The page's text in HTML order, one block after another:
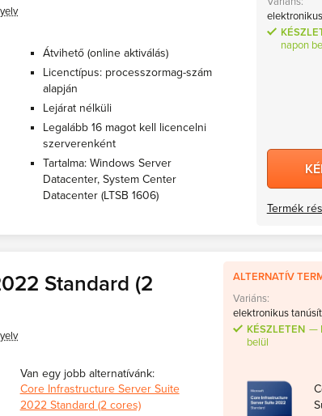
Átvihető (online aktiválás)
Licenctípus: processzormag-szám
alapján
Lejárat nélküli
Legalább 16 magot kell licencelni
szerverenként
Tartalma: Windows Server
Datacenter, System Center
Datacenter (LTSB 1606)
napon
Termék
Standard (2
Van egy jobb alternatívánk:
Core Infrastructure Server Suite
2022 Standard (2 cores)
ALTERNATÍV
Variáns:
elektronikus
KÉSZLETEN
belül